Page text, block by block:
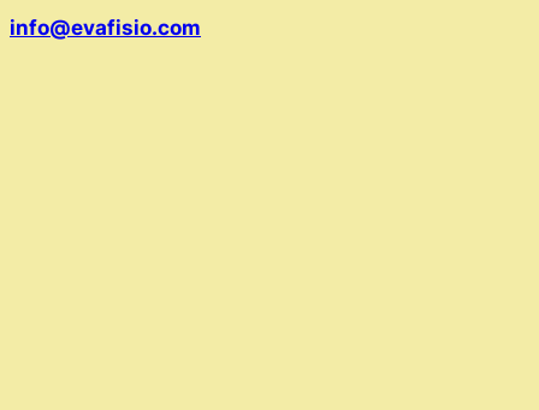
info@evafisio.com